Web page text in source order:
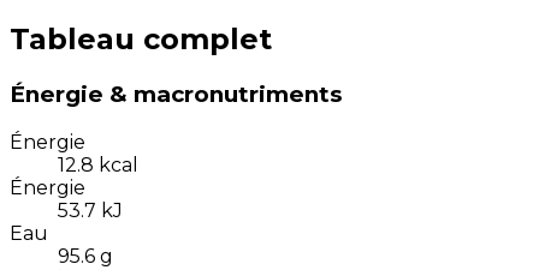
Tableau complet
Énergie & macronutriments
Énergie
12.8 kcal
Énergie
53.7 kJ
Eau
95.6 g